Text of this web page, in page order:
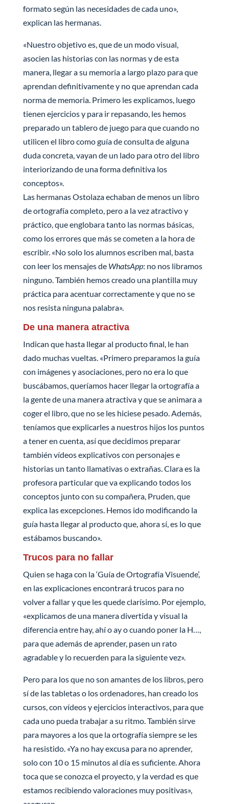
formato según las necesidades de cada uno»,
explican las hermanas.
«Nuestro objetivo es, que de un modo visual,
asocien las historias con las normas y de esta
manera, llegar a su memoria a largo plazo para que
aprendan definitivamente y no que aprendan cada
norma de memoria. Primero les explicamos, luego
tienen ejercicios y para ir repasando, les hemos
preparado un tablero de juego para que cuando no
utilicen el libro como guía de consulta de alguna
duda concreta, vayan de un lado para otro del libro
interiorizando de una forma definitiva los
conceptos».
Las hermanas Ostolaza echaban de menos un libro
de ortografía completo, pero a la vez atractivo y
práctico, que englobara tanto las normas básicas,
como los errores que más se cometen a la hora de
escribir. «No solo los alumnos escriben mal, basta
con leer los mensajes de WhatsApp: no nos libramos
ninguno. También hemos creado una plantilla muy
práctica para acentuar correctamente y que no se
nos resista ninguna palabra».
De una manera atractiva
Indican que hasta llegar al producto final, le han
dado muchas vueltas. «Primero preparamos la guía
con imágenes y asociaciones, pero no era lo que
buscábamos, queríamos hacer llegar la ortografía a
la gente de una manera atractiva y que se animara a
coger el libro, que no se les hiciese pesado. Además,
teníamos que explicarles a nuestros hijos los puntos
a tener en cuenta, así que decidimos preparar
también vídeos explicativos con personajes e
historias un tanto llamativas o extrañas. Clara es la
profesora particular que va explicando todos los
conceptos junto con su compañera, Pruden, que
explica las excepciones. Hemos ido modificando la
guía hasta llegar al producto que, ahora sí, es lo que
estábamos buscando».
Trucos para no fallar
Quien se haga con la ‘Guía de Ortografía Visuende’,
en las explicaciones encontrará trucos para no
volver a fallar y que les quede clarísimo. Por ejemplo,
«explicamos de una manera divertida y visual la
diferencia entre hay, ahí o ay o cuando poner la H…,
para que además de aprender, pasen un rato
agradable y lo recuerden para la siguiente vez».
Pero para los que no son amantes de los libros, pero
sí de las tabletas o los ordenadores, han creado los
cursos, con vídeos y ejercicios interactivos, para que
cada uno pueda trabajar a su ritmo. También sirve
para mayores a los que la ortografía siempre se les
ha resistido. «Ya no hay excusa para no aprender,
solo con 10 o 15 minutos al día es suficiente. Ahora
toca que se conozca el proyecto, y la verdad es que
estamos recibiendo valoraciones muy positivas»,